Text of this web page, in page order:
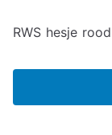
RWS hesje